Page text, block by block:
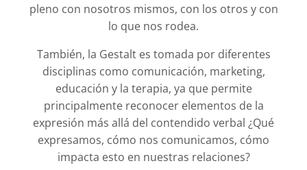
pleno con nosotros mismos, con los otros y con
lo que nos rodea.
También, la Gestalt es tomada por diferentes
disciplinas como comunicación, marketing,
educación y la terapia, ya que permite
principalmente reconocer elementos de la
expresión más allá del contendido verbal ¿Qué
expresamos, cómo nos comunicamos, cómo
impacta esto en nuestras relaciones?